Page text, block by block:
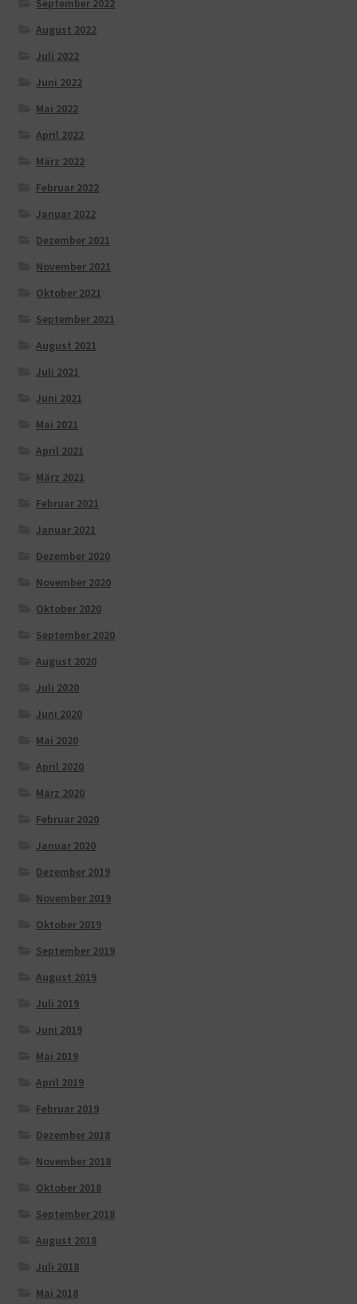
September 2022
August 2022
Juli 2022
Juni 2022
Mai 2022
April 2022
März 2022
Februar 2022
Januar 2022
Dezember 2021
November 2021
Oktober 2021
September 2021
August 2021
Juli 2021
Juni 2021
Mai 2021
April 2021
März 2021
Februar 2021
Januar 2021
Dezember 2020
November 2020
Oktober 2020
September 2020
August 2020
Juli 2020
Juni 2020
Mai 2020
April 2020
März 2020
Februar 2020
Januar 2020
Dezember 2019
November 2019
Oktober 2019
September 2019
August 2019
Juli 2019
Juni 2019
Mai 2019
April 2019
Februar 2019
Dezember 2018
November 2018
Oktober 2018
September 2018
August 2018
Juli 2018
Mai 2018